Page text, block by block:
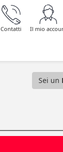
Il mio
Contatti
Sei un